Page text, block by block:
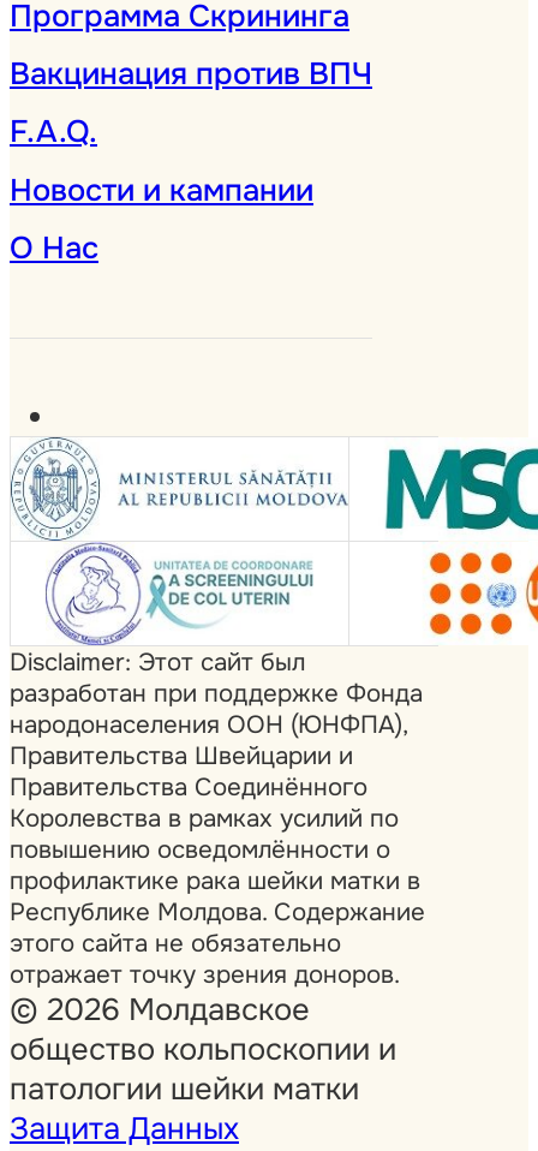
Программа Скрининга
Вакцинация против ВПЧ
F.A.Q.
Новости и кампании
О Нас
Disclaimer: Этот сайт был
разработан при поддержке Фонда
народонаселения ООН (ЮНФПА),
Правительства Швейцарии и
Правительства Соединённого
Королевства в рамках усилий по
повышению осведомлённости о
профилактике рака шейки матки в
Республике Молдова. Содержание
этого сайта не обязательно
отражает точку зрения доноров.
© 2026 Молдавское
общество кольпоскопии и
патологии шейки матки
Защита Данных